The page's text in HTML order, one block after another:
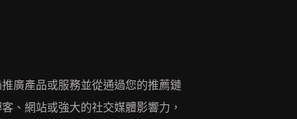
廣產品或服務並從通過您的推薦鏈
、網站或強大的社交媒體影響力，